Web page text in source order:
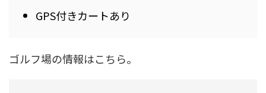
GPS付きカートあり
ゴルフ場の情報はこちら。